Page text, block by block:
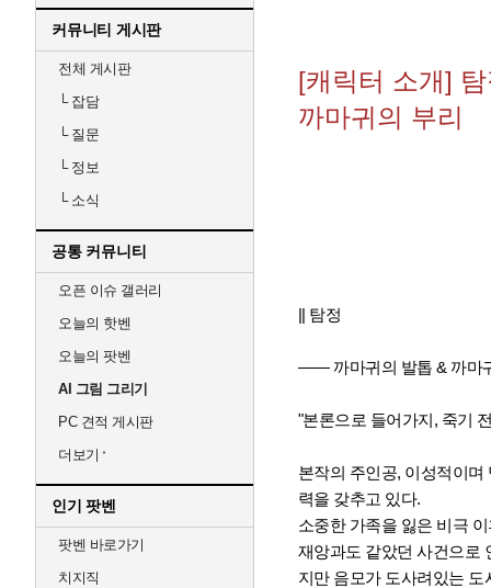
커뮤니티 게시판
전체 게시판
└잡담
└질문
└정보
└소식
공통 커뮤니티
오픈 이슈 갤러리
오늘의 핫벤
오늘의 팟벤
AI 그림 그리기
PC 견적 게시판
더보기
인기 팟벤
팟벤 바로가기
치지직
[캐릭터 소개]
까마귀의 부리
|| 탐정
—— 까마귀의 발톱 & 까
"본론으로 들어가지, 죽기
본작의 주인공, 이성적이
력을 갖추고 있다.
소중한 가족을 잃은 비극
재앙과도 같았던 사건으로
지만 음모가 도사려있는